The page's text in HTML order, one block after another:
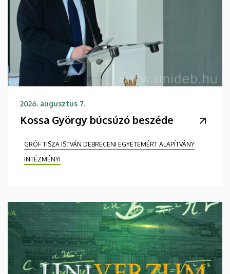
2026. augusztus 7.
Kossa György búcsúzó beszéde
GRÓF TISZA ISTVÁN DEBRECENI EGYETEMÉRT ALAPÍTVÁNY
INTÉZMÉNYI